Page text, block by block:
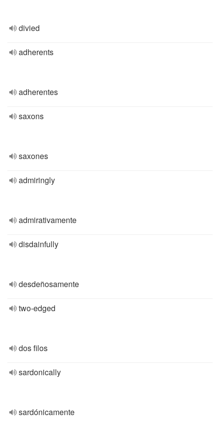
divied
adherents
adherentes
saxons
saxones
admiringly
admirativamente
disdainfully
desdeñosamente
two-edged
dos filos
sardonically
sardónicamente